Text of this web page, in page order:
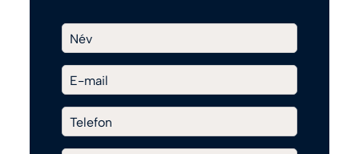
Név
E-mail
Telefon